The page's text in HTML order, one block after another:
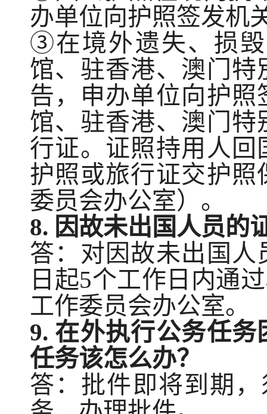
办单位向护照签发机
③在境外遗失、 损
馆、驻香港、澳门
告， 申办单位向护照
馆、 驻香港、澳门特
行证。证照持用人
护照或旅行证交护照
委员会办公室） 。
8. 因故未出国人员的
答：对因故未出国人
日 起5个工作日内通过
工作委员会办公室。
9. 在外执行公务任务
任务该怎么办？
答：批件即将到期，